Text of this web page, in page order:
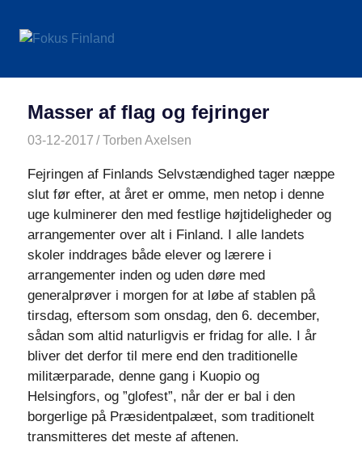
content
Finland
på
dansk
Masser af flag og fejringer
03-12-2017 Torben Axelsen
Fejringen af Finlands Selvstændighed tager næppe
slut før efter, at året er omme, men netop i denne
uge kulminerer den med festlige højtideligheder og
arrangementer over alt i Finland. I alle landets
skoler inddrages både elever og lærere i
arrangementer inden og uden døre med
generalprøver i morgen for at løbe af stablen på
tirsdag, eftersom som onsdag, den 6. december,
sådan som altid naturligvis er fridag for alle. I år
bliver det derfor til mere end den traditionelle
militærparade, denne gang i Kuopio og
Helsingfors, og ”glofest”, når der er bal i den
borgerlige på Præsidentpalæet, som traditionelt
transmitteres det meste af aftenen.